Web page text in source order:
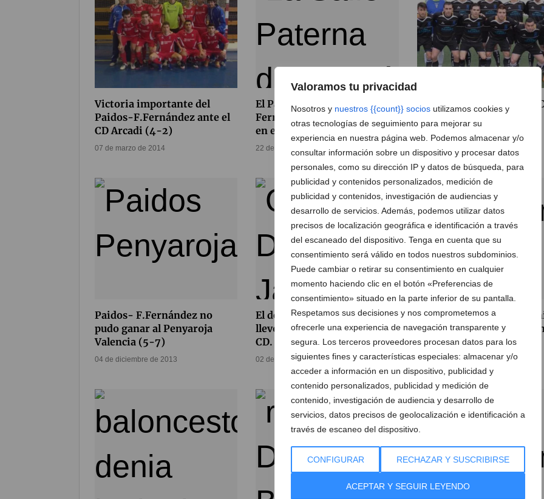
Valoramos tu privacidad
Nosotros y nuestros {{count}} socios utilizamos cookies y
otras tecnologías de seguimiento para mejorar su
experiencia en nuestra página web. Podemos almacenar y/o
consultar información sobre un dispositivo y procesar datos
personales, como su dirección IP y datos de búsqueda, para
publicidad y contenidos personalizados, medición de
publicidad y contenidos, investigación de audiencias y
desarrollo de servicios. Además, podemos utilizar datos
precisos de localización geográfica e identificación a través
del escaneado del dispositivo. Tenga en cuenta que su
consentimiento será válido en todos nuestros subdominios.
Puede cambiar o retirar su consentimiento en cualquier
momento haciendo clic en el botón «Preferencias de
consentimiento» situado en la parte inferior de su pantalla.
Respetamos sus decisiones y nos comprometemos a
ofrecerle una experiencia de navegación transparente y
segura. Los terceros proveedores procesan datos para los
siguientes fines y características especiales: almacenar y/o
acceder a información en un dispositivo, publicidad y
contenido personalizados, publicidad y medición de
contenido, investigación de audiencia y desarrollo de
servicios, datos precisos de geolocalización e identificación a
través de escaneo del dispositivo.
CONFIGURAR RECHAZAR Y SUSCRIBIRSE
ACEPTAR Y SEGUIR LEYENDO
Victoria importante del
Paidos-F.Fernández ante el
CD Arcadi (4-2)
07 de marzo de 2014
El Paidos-Fontanería
Fernández siguen sin ganar
en el 2014
22 de enero de 2014
Importante triunfo del
Dénia en Jávea (0-1)
20 de enero de 2014
Paidos- F.Fernández no
pudo ganar al Penyaroja
Valencia (5-7)
04 de diciembre de 2013
El derbi de la comarca se lo
llevó el CD. Dénia al ganar al
CD. Jávea por 2 a 1
02 de septiembre de 2013
Duro varapalo para el
Futsal en Tercera
cayó en Mutxamel (6-1)
24 de enero de 2013